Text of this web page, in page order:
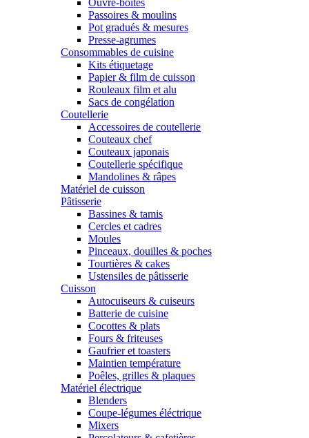
Ouvre-boîtes
Passoires & moulins
Pot gradués & mesures
Presse-agrumes
Consommables de cuisine
Kits étiquetage
Papier & film de cuisson
Rouleaux film et alu
Sacs de congélation
Coutellerie
Accessoires de coutellerie
Couteaux chef
Couteaux japonais
Coutellerie spécifique
Mandolines & râpes
Matériel de cuisson
Pâtisserie
Bassines & tamis
Cercles et cadres
Moules
Pinceaux, douilles & poches
Tourtières & cakes
Ustensiles de pâtisserie
Cuisson
Autocuiseurs & cuiseurs
Batterie de cuisine
Cocottes & plats
Fours & friteuses
Gaufrier et toasters
Maintien température
Poêles, grilles & plaques
Matériel électrique
Blenders
Coupe-légumes éléctrique
Mixers